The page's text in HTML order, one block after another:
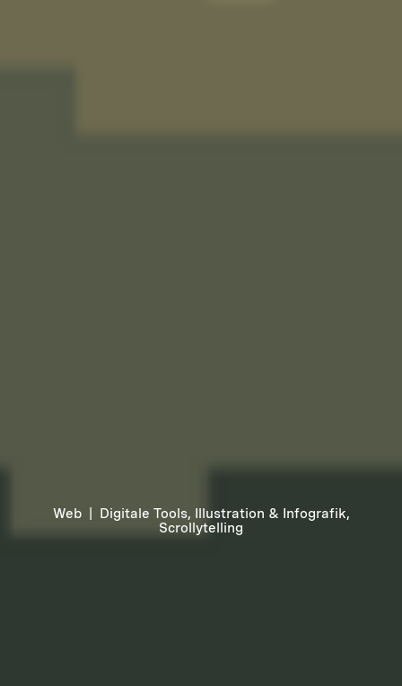
Web
Digitale Tools, Illustration & Infografik,
Scrollytelling